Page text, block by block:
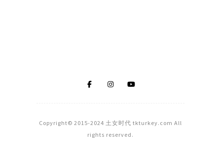
Copyright© 2015-2024 土女时代 tkturkey.com All
rights reserved.